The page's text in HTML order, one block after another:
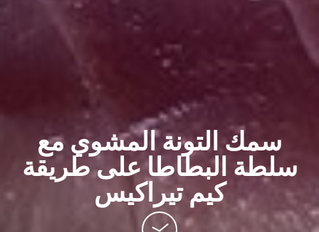
سمك التونة المشوي مع
سلطة البطاطا على طريقة
كيم تيراكيس